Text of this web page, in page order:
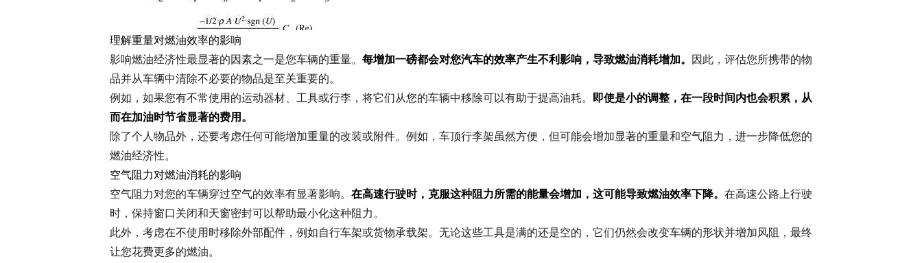
理解重量对燃油效率的影响
影响燃油经济性最显著的因素之一是您车辆的重量。 每增加一磅都会对您汽车的效率产生不利影响，导致燃油消耗增加。 因此，评估您所携带的物
品并从车辆中清除不必要的物品是至关重要的。
例如，如果您有不常使用的运动器材、工具或行李，将它们从您的车辆中移除可以有助于提高油耗。 即使是小的调整，在一段时间内也会积累，从
而在加油时节省显著的费用。
除了个人物品外，还要考虑任何可能增加重量的改装或附件。例如，车顶行李架虽然方便，但可能会增加显著的重量和空气阻力，进一步降低您的
燃油经济性。
空气阻力对燃油消耗的影响
空气阻力对您的车辆穿过空气的效率有显著影响。 在高速行驶时，克服这种阻力所需的能量会增加，这可能导致燃油效率下降。 在高速公路上行驶
时，保持窗口关闭和天窗密封可以帮助最小化这种阻力。
此外，考虑在不使用时移除外部配件，例如自行车架或货物承载架。无论这些工具是满的还是空的，它们仍然会改变车辆的形状并增加风阻，最终
让您花费更多的燃油。